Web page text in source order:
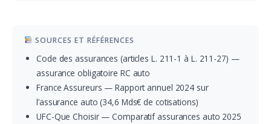
SOURCES ET RÉFÉRENCES
Code des assurances (articles L. 211-1 à L. 211-27) —
assurance obligatoire RC auto
France Assureurs — Rapport annuel 2024 sur
l’assurance auto (34,6 Mds€ de cotisations)
UFC-Que Choisir — Comparatif assurances auto 2025